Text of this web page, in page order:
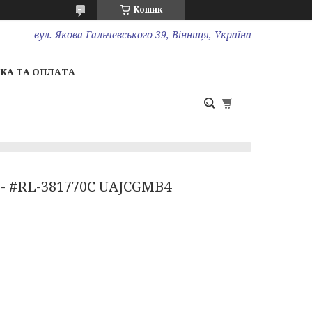
Кошик
вул. Якова Гальчевського 39, Вінниця, Україна
ТА ОПЛАТА
381770C UAJCGMB4